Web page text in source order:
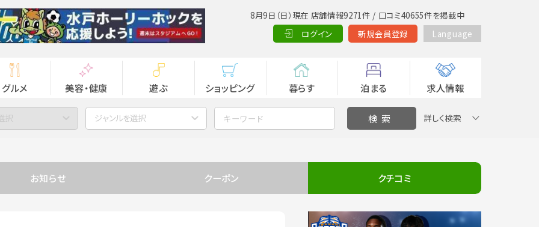
8月9日（日）現在 店舗情報9271件 / 口コミ40655件を掲載中
ログイン
新規会員登録 Language
グルメ 美容・健康 遊ぶ ショッピング 暮らす 泊まる 求人情報
択 ジャンルを選択 詳しく検索
お知らせ クーポン クチコミ